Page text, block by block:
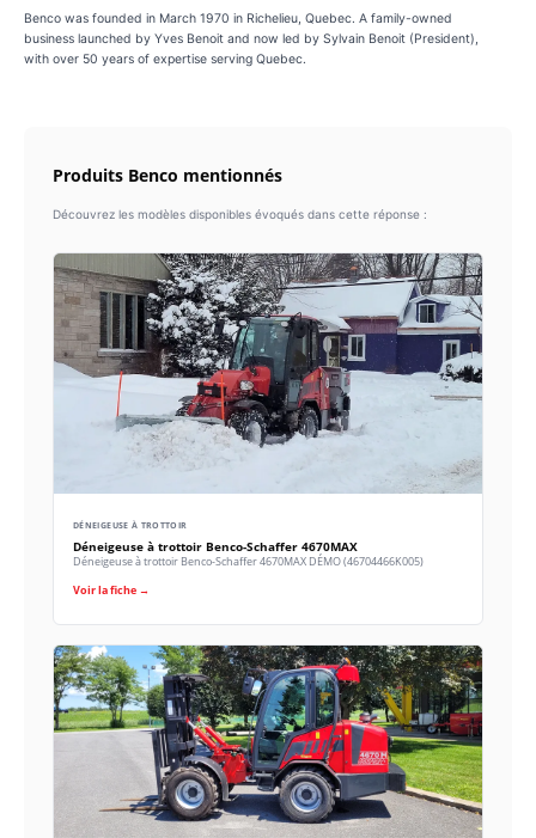
Benco was founded in March 1970 in Richelieu, Quebec. A family-owned
business launched by Yves Benoit and now led by Sylvain Benoit (President),
with over 50 years of expertise serving Quebec.
Produits Benco mentionnés
Découvrez les modèles disponibles évoqués dans cette réponse :
DÉNEIGEUSE À TROTTOIR
Déneigeuse à trottoir Benco-Schaffer 4670MAX
Déneigeuse à trottoir Benco-Schaffer 4670MAX DÉMO (46704466K005)
Voir la fiche →